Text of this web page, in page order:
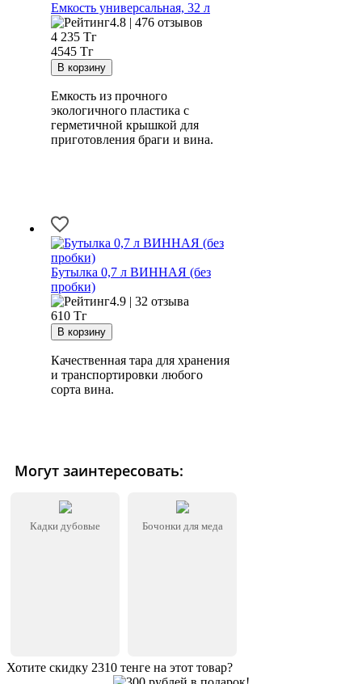
Емкость универсальная, 32 л
4.8 | 476 отзывов
4 235 Тг
4545 Тг
Емкость из прочного
экологичного пластика с
герметичной крышкой для
приготовления браги и вина.
Бутылка 0,7 л ВИННАЯ (без
пробки)
4.9 | 32 отзыва
610 Тг
Качественная тара для хранения
и транспортировки любого
сорта вина.
Могут заинтересовать:
Кадки дубовые Бочонки для меда
Хотите скидку 2310 тенге на этот товар?